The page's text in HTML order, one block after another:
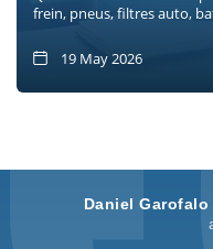
frein, pneus, filtres auto,
19 May 2026
Daniel Garofalo